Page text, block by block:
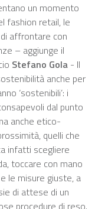
un momento
fashion retail, le
affrontare con
– aggiunge il
Stefano Gola - Il
anche per
‘sostenibili’: i
dal punto
anche etico-
quelli che
infatti scegliere
toccare con mano
le misure giuste, a
di attese di un